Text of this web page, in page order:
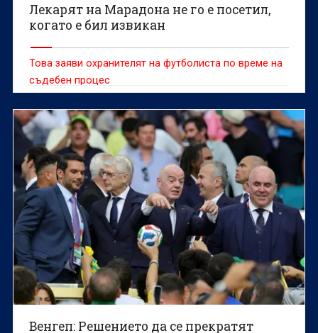
Лекарят на Марадона не го е посетил,
когато е бил извикан
Това заяви охранителят на футболиста по време на
съдебен процес
Венгеп: Решението да се прекратят